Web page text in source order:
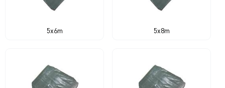
5x6m 5x8m